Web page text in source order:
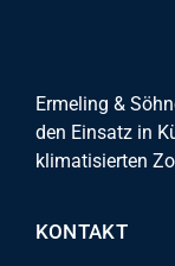
Ermeling &
den Einsatz in
klimatisierten
KONTAKT